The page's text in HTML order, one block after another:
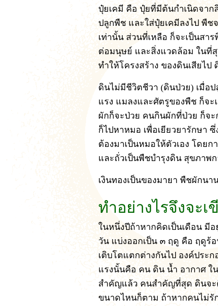
ปุ๋ยเคมี คือ ปุ๋ยที่มีต้นกำเนิดจาก
ปลูกพืช และใส่ปุ๋ยเคมีลงไป พืช
เท่านั้น ส่วนที่เหลือ ก็จะเป็นสา
ต่อมนุษย์ และสิ่งแวดล้อม ในที่
ทำให้โครงสร้าง ของดินเสียไ
ดินไม่มีชีวิตชีวา (ดินป่วย) เมื่อ
แรง แมลงและศัตรูของพืช ก็จ
ผักก็จะป่วย คนกินผักที่ป่วย ก็จ
ก็ไปหาหมอ เพื่อเยียวยารักษา
ต้องมาเป็นหมอให้ตัวเอง โดยก
และถั่วเป็นพืชบำรุงดิน สุขภาพ
เงินทองเป็นของมายา พืชผักนา
ทำอย่างไรจึงจะ
ในหนึ่งปีถ้าหากคิดเป็นเดือน มี
วัน แบ่งออกเป็น ๓ ฤดู คือ ฤดู
เติบโตแตกต่างกันไป องค์ประ
แรงนั้นคือ คน ดิน น้ำ อากาศ ใ
สำคัญแล้ว คนสำคัญที่สุด ดินจะ
ขนาดไหนก็ตาม ถ้าหากคนไม่รั